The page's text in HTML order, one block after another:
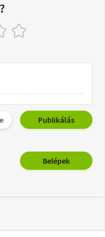
Publikálás
Belépek